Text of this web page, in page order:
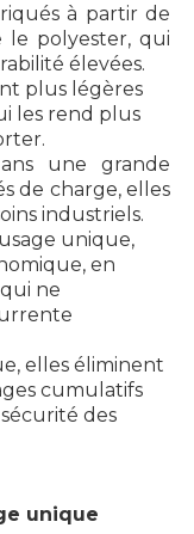
à partir de
le polyester, qui
élevées.
plus légères
les rend plus
une grande
de charge, elles
industriels.
unique,
en
ne
elles éliminent
cumulatifs
des
unique